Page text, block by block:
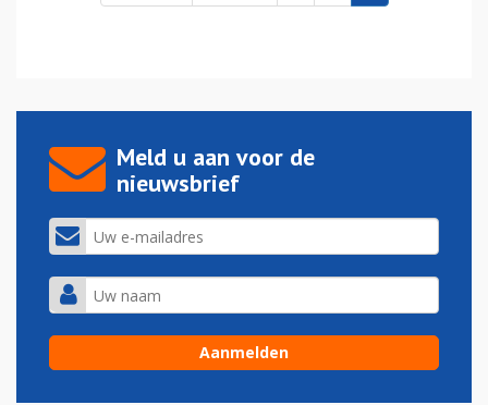
Meld u aan voor de
nieuwsbrief